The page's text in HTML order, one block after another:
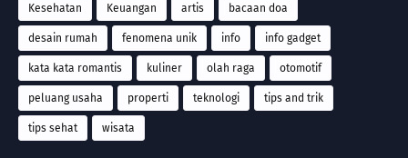
Kesehatan Keuangan artis bacaan doa
desain rumah fenomena unik info info gadget
kata kata romantis kuliner olah raga otomotif
peluang usaha properti teknologi tips and trik
tips sehat wisata